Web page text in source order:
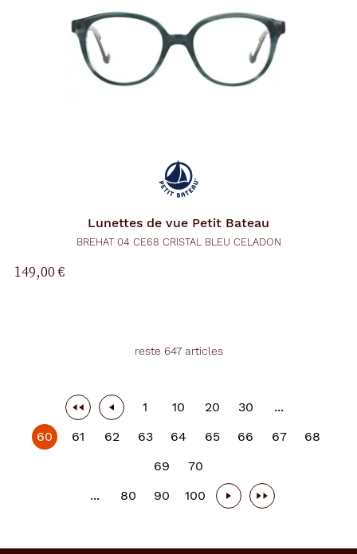
Lunettes de vue Petit Bateau
BREHAT 04 CE68 CRISTAL BLEU CELADON
149,00 €
reste 647 articles
1 10 20 30
...
60
61 62 63 64 65 66 67
68
69
70
...
80 90 100